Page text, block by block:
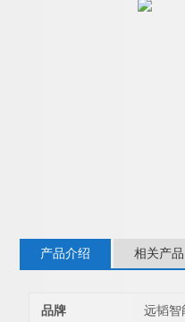
产品介绍 相关产品
品牌 远韬智